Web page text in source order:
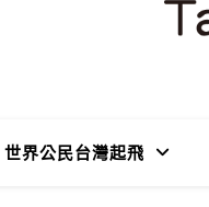
世界公民台灣起飛